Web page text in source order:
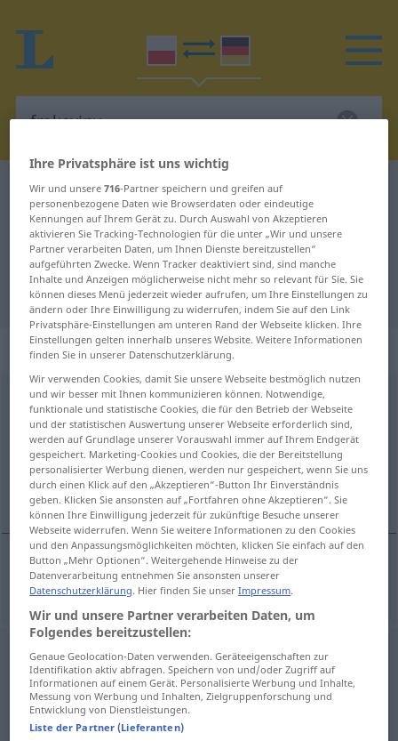
Polnisch-Deutsch Wörterbuch frakcyjny
Polnisch-Deutsch Übersetzung für
"frakcyjny"
"frakcyjny" Deutsch Übersetzung
„frakcyjny“
frakcyjny
Übersicht aller Übersetzungen
(Für mehr Details die Übersetzung anklicken/antippen)
Fraktions-
Fraktions- frakcyjny POL
Ihre Privatsphäre ist uns wichtig
Wir und unsere716-Partner speichern und greifen auf
personenbezogene Daten wie Browserdaten oder eindeutige
Kennungen auf Ihrem Gerät zu. Durch Auswahl von Akzeptieren
aktivieren Sie Tracking-Technologien für die unter „Wir und unsere
Partner verarbeiten Daten, um Ihnen Dienste bereitzustellen“
aufgeführten Zwecke. Wenn Tracker deaktiviert sind, sind manche
Inhalte und Anzeigen möglicherweise nicht mehr so relevant für Sie. Sie
können dieses Menü jederzeit wieder aufrufen, um Ihre Einstellungen zu
ändern oder Ihre Einwilligung zu widerrufen, indem Sie auf den Link
Privatsphäre-Einstellungen am unteren Rand der Webseite klicken. Ihre
Einstellungen gelten innerhalb unseres Website. Weitere Informationen
finden Sie in unserer Datenschutzerklärung.
Wir verwenden Cookies, damit Sie unsere Webseite bestmöglich nutzen
und wir besser mit Ihnen kommunizieren können. Notwendige,
funktionale und statistische Cookies, die für den Betrieb der Webseite
und der statistischen Auswertung unserer Webseite erforderlich sind,
werden auf Grundlage unserer Vorauswahl immer auf Ihrem Endgerät
gespeichert. Marketing-Cookies und Cookies, die der Bereitstellung
personalisierter Werbung dienen, werden nur gespeichert, wenn Sie uns
durch einen Klick auf den „Akzeptieren“-Button Ihr Einverständnis
geben. Klicken Sie ansonsten auf „Fortfahren ohne Akzeptieren“. Sie
können Ihre Einwilligung jederzeit für zukünftige Besuche unserer
Webseite widerrufen. Wenn Sie weitere Informationen zu den Cookies
und den Anpassungsmöglichkeiten möchten, klicken Sie einfach auf den
Button „Mehr Optionen“. Weitergehende Hinweise zu der
Datenverarbeitung entnehmen Sie ansonsten unserer
Datenschutzerklärung. Hier finden Sie unserImpressum.
Wir und unsere Partner verarbeiten Daten, um
Folgendes bereitzustellen:
Genaue Geolocation-Daten verwenden. Geräteeigenschaften zur
Identifikation aktiv abfragen. Speichern von und/oder Zugriff auf
Informationen auf einem Gerät. Personalisierte Werbung und Inhalte,
Messung von Werbung und Inhalten, Zielgruppenforschung und
Entwicklung von Dienstleistungen.
Liste der Partner (Lieferanten)